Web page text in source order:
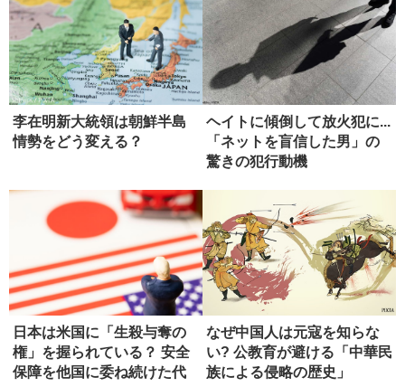
李在明新大統領は朝鮮半島
情勢をどう変える？
ヘイトに傾倒して放火犯に...
「ネットを盲信した男」の
驚きの犯行動機
日本は米国に「生殺与奪の
権」を握られている？ 安全
保障を他国に委ね続けた代
なぜ中国人は元寇を知らな
い? 公教育が避ける「中華民
族による侵略の歴史」